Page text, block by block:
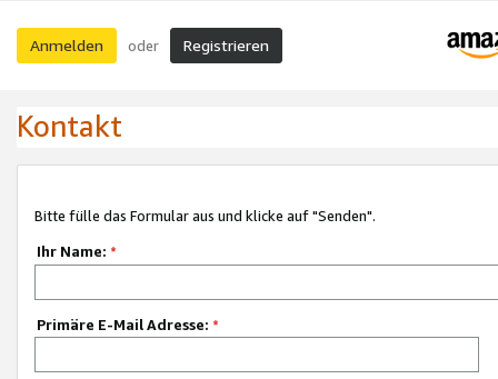
Anmelden oder Registrieren
Kontakt
Bitte fülle das Formular aus und klicke auf "Senden".
Ihr Name: *
Primäre E-Mail Adresse: *